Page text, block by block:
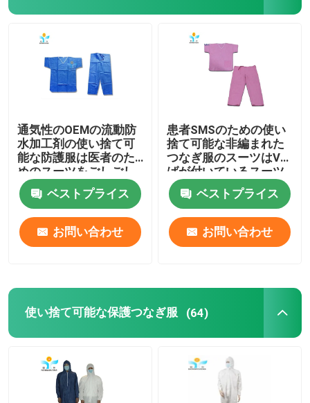
プロダクト
通気性のOEMの流動防
水加工剤の使い捨て可
能な防護服は医者のた
めのスーツをごしごし
洗う
ベストプライス
お問い合わせ
患者SMSのための使い
捨て可能な非編まれた
つなぎ服のスーツはVつ
ばが付いているスーツ
をごしごし洗う
ベストプライス
お問い合わせ
使い捨て可能な保護つなぎ服 (64)